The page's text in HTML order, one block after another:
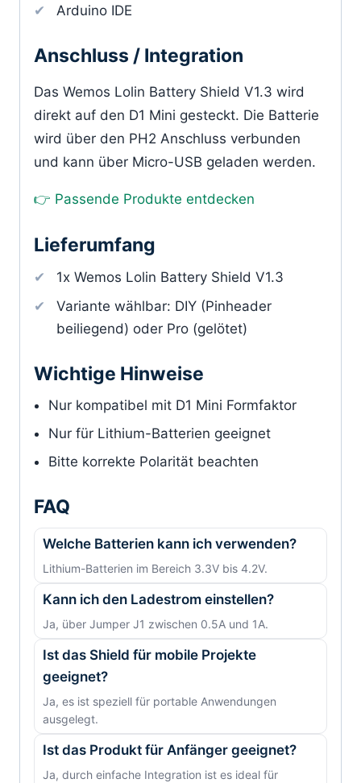
Arduino IDE
Anschluss / Integration
Das Wemos Lolin Battery Shield V1.3 wird
direkt auf den D1 Mini gesteckt. Die Batterie
wird über den PH2 Anschluss verbunden
und kann über Micro-USB geladen werden.
👉 Passende Produkte entdecken
Lieferumfang
1x Wemos Lolin Battery Shield V1.3
Variante wählbar: DIY (Pinheader
beiliegend) oder Pro (gelötet)
Wichtige Hinweise
Nur kompatibel mit D1 Mini Formfaktor
Nur für Lithium-Batterien geeignet
Bitte korrekte Polarität beachten
FAQ
Welche Batterien kann ich verwenden?
Lithium-Batterien im Bereich 3.3V bis 4.2V.
Kann ich den Ladestrom einstellen?
Ja, über Jumper J1 zwischen 0.5A und 1A.
Ist das Shield für mobile Projekte
geeignet?
Ja, es ist speziell für portable Anwendungen
ausgelegt.
Ist das Produkt für Anfänger geeignet?
Ja, durch einfache Integration ist es ideal für